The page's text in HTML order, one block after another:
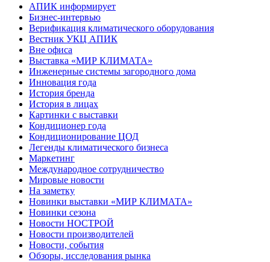
АПИК информирует
Бизнес-интервью
Верификация климатического оборудования
Вестник УКЦ АПИК
Вне офиса
Выставка «МИР КЛИМАТА»
Инженерные системы загородного дома
Инновация года
История бренда
История в лицах
Картинки с выставки
Кондиционер года
Кондиционирование ЦОД
Легенды климатического бизнеса
Маркетинг
Международное сотрудничество
Мировые новости
На заметку
Новинки выставки «МИР КЛИМАТА»
Новинки сезона
Новости НОСТРОЙ
Новости производителей
Новости, события
Обзоры, исследования рынка